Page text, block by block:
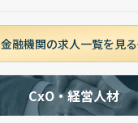
金融機関の求人一覧を見る
CxO・経営人材